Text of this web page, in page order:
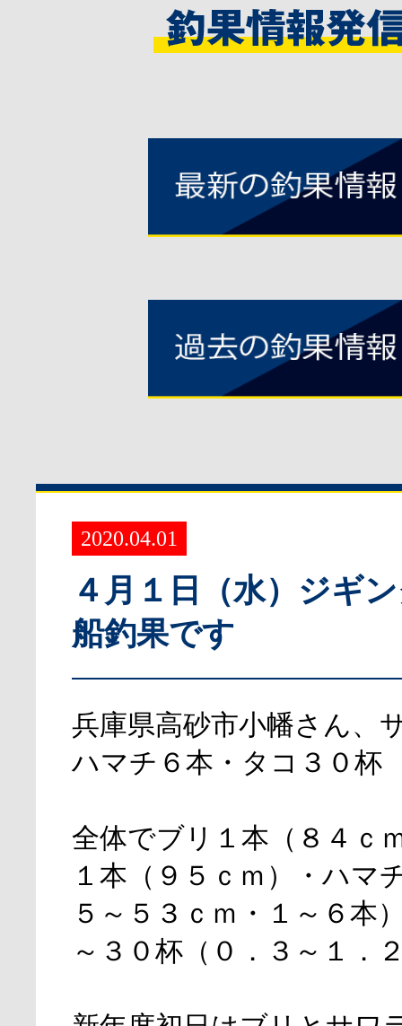
2020.04.01
４月１日（水）ジギ
船釣果です
兵庫県高砂市小幡さん、
ハマチ６本・タコ３０杯
全体でブリ１本（８４ｃ
１本（９５ｃｍ）・ハマ
５～５３ｃｍ・１～６本
～３０杯（０．３～１．